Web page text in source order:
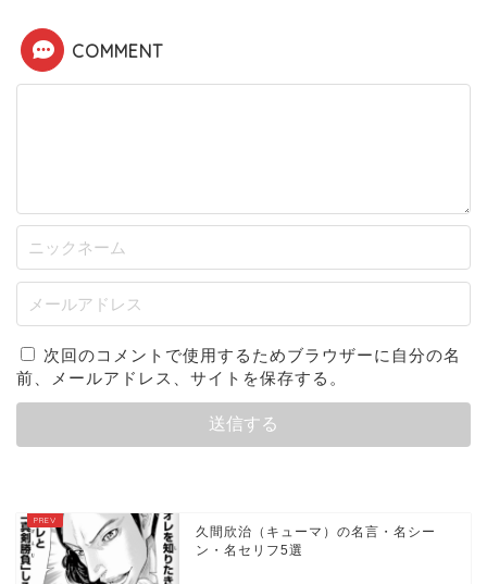
COMMENT
次回のコメントで使用するためブラウザーに自分の名
前、メールアドレス、サイトを保存する。
久間欣治（キューマ）の名言・名シー
ン・名セリフ5選